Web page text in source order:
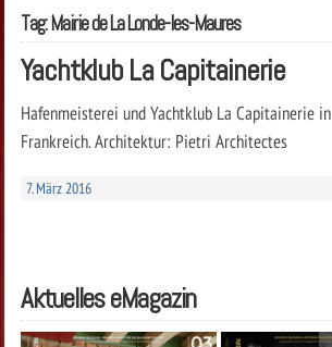
Tag: Mairie de La Londe-les-Maures
Yachtklub La Capitainerie
Hafenmeisterei und Yachtklub La Capitainerie in
Frankreich. Architektur: Pietri Architectes
7. März 2016
Aktuelles eMagazin